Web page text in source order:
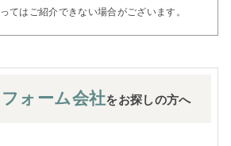
てはご紹介できない場合がございます。
フォーム会社をお探しの方へ